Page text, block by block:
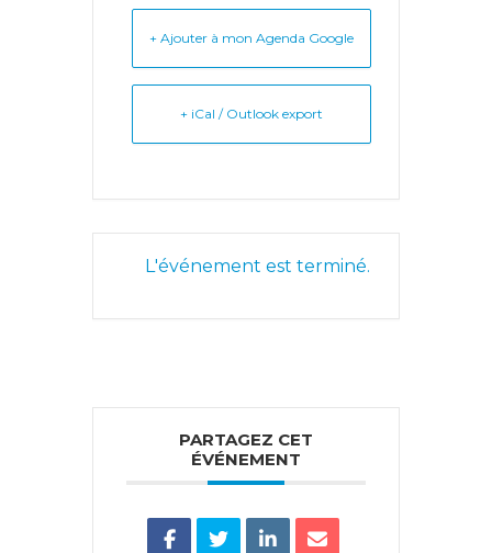
+ Ajouter à mon Agenda Google
+ iCal / Outlook export
L'événement est terminé.
PARTAGEZ CET
ÉVÉNEMENT